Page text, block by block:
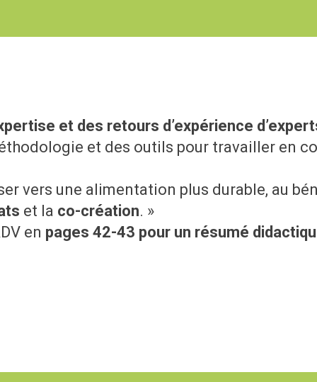
et des retours d’expérience
et des outils pour travailler en
vers une alimentation plus durable, au
et la co-création. »
en pages 42-43 pour un résumé